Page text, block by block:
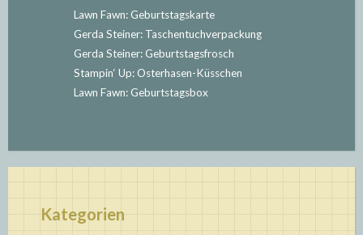
Lawn Fawn: Geburtstagskarte
Gerda Steiner: Taschentuchverpackung
Gerda Steiner: Geburtstagsfrosch
Stampin‘ Up: Osterhasen-Küsschen
Lawn Fawn: Geburtstagsbox
Kategorien